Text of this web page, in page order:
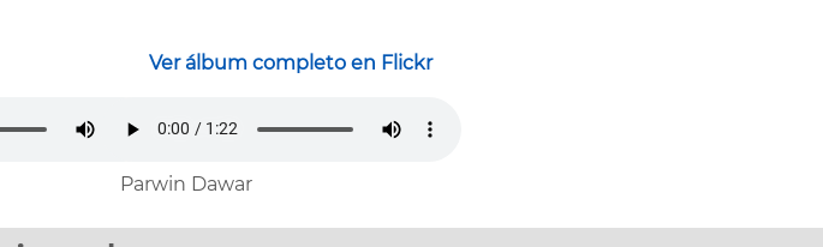
Ver álbum completo en Flickr
Parwin Dawar